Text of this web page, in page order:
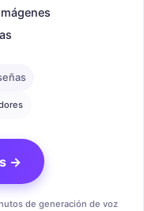
→
de generación de voz